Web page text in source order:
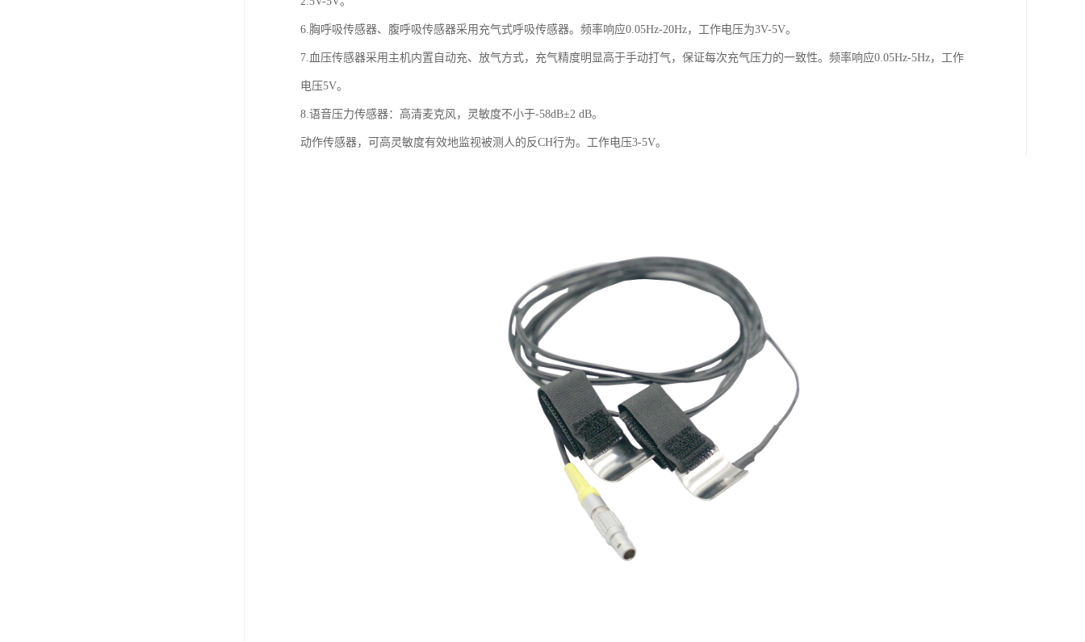
6.胸呼吸传感器、腹呼吸传感器采用充气式呼吸传感器。频率响应0.05Hz-20Hz，工作电压为3V-5V。
7.血压传感器采用主机内置自动充、放气方式，充气精度明显高于手动打气，保证每次充气压力的一致性。频率响应0.05Hz-5Hz，工作
电压5V。
8.语音压力传感器：高清麦克风，灵敏度不小于-58dB±2 dB。
动作传感器，可高灵敏度有效地监视被测人的反CH行为。工作电压3-5V。